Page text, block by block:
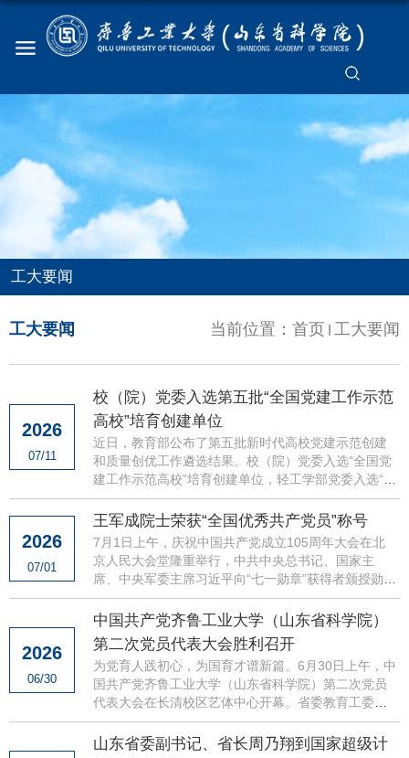
工大要闻
当前位置： 首页 工大要闻
工大要闻
2026
07/11
校（院）党委入选第五批“全国党建工作示范
高校”培育创建单位
近日，教育部公布了第五批新时代高校党建示范创建
和质量创优工作遴选结果。校（院）党委入选“全国党
建工作示范高校”培育创建单位，轻工学部党委入选“全
国党建工作标杆院系”培育创建单位，人工智能学部教
工人工智...
2026
07/01
王军成院士荣获“全国优秀共产党员”称号
7月1日上午，庆祝中国共产党成立105周年大会在北
京人民大会堂隆重举行，中共中央总书记、国家主
席、中央军委主席习近平向“七一勋章”获得者颁授勋章
并发表重要讲话。大会还对全国优秀共产党员、全国
优秀党务工作者...
2026
06/30
中国共产党齐鲁工业大学（山东省科学院）
第二次党员代表大会胜利召开
为党育人践初心，为国育才谱新篇。6月30日上午，中
国共产党齐鲁工业大学（山东省科学院）第二次党员
代表大会在长清校区艺体中心开幕。省委教育工委委
员，省教育厅党组成员、副厅长王志刚出席大会并讲
话，省委组织部...
山东省委副书记、省长周乃翔到国家超级计